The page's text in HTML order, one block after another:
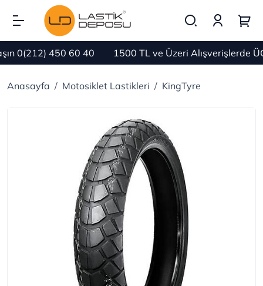
0(212) 450 60 40 1500 TL ve Üzeri Alışverişlerde
Anasayfa Motosiklet Lastikleri KingTyre